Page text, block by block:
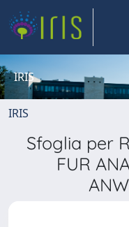
IRIS
IRIS
Sfoglia per
FUR